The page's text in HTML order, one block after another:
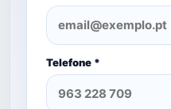
Telefone *